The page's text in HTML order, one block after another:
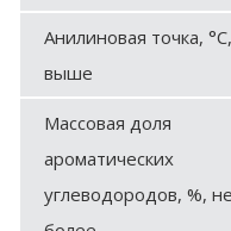
Анилиновая точка,
выше
Массовая доля
ароматических
углеводородов, %, не